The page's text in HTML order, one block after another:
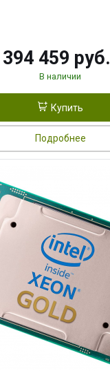
394 459 руб.
В наличии
Купить
Подробнее